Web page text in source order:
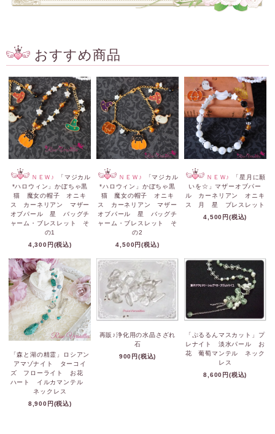
おすすめ商品
ＮＥＷ♪
「マジカル
*ハロウィン」かぼちゃ黒
猫 魔女の帽子 オニキ
ス カーネリアン マザー
オブパール 星 バッグチ
ャーム・ブレスレット そ
の1
4,300円(税込)
ＮＥＷ♪
「マジカル
*ハロウィン」かぼちゃ黒
猫 魔女の帽子 オニキ
ス カーネリアン マザー
オブパール 星 バッグチ
ャーム・ブレスレット そ
の2
4,500円(税込)
ＮＥＷ♪
「星月に願
いを☆」マザーオブパー
ル カーネリアン オニキ
ス 月 星 ブレスレット
4,500円(税込)
「森と湖の精霊」ロシアン
アマゾナイト ターコイ
ズ フローライト お花
ハート イルカマンテル
ネックレス
8,900円(税込)
再販♪浄化用の水晶さざれ
石
900円(税込)
「ぷるるんマスカット」プ
レナイト 淡水パール お
花 葡萄マンテル ネック
レス
8,600円(税込)